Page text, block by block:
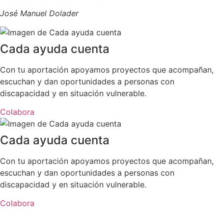
José Manuel Dolader
Cada ayuda cuenta
Con tu aportación apoyamos proyectos que acompañan,
escuchan y dan oportunidades a personas con
discapacidad y en situación vulnerable.
Colabora
Cada ayuda cuenta
Con tu aportación apoyamos proyectos que acompañan,
escuchan y dan oportunidades a personas con
discapacidad y en situación vulnerable.
Colabora